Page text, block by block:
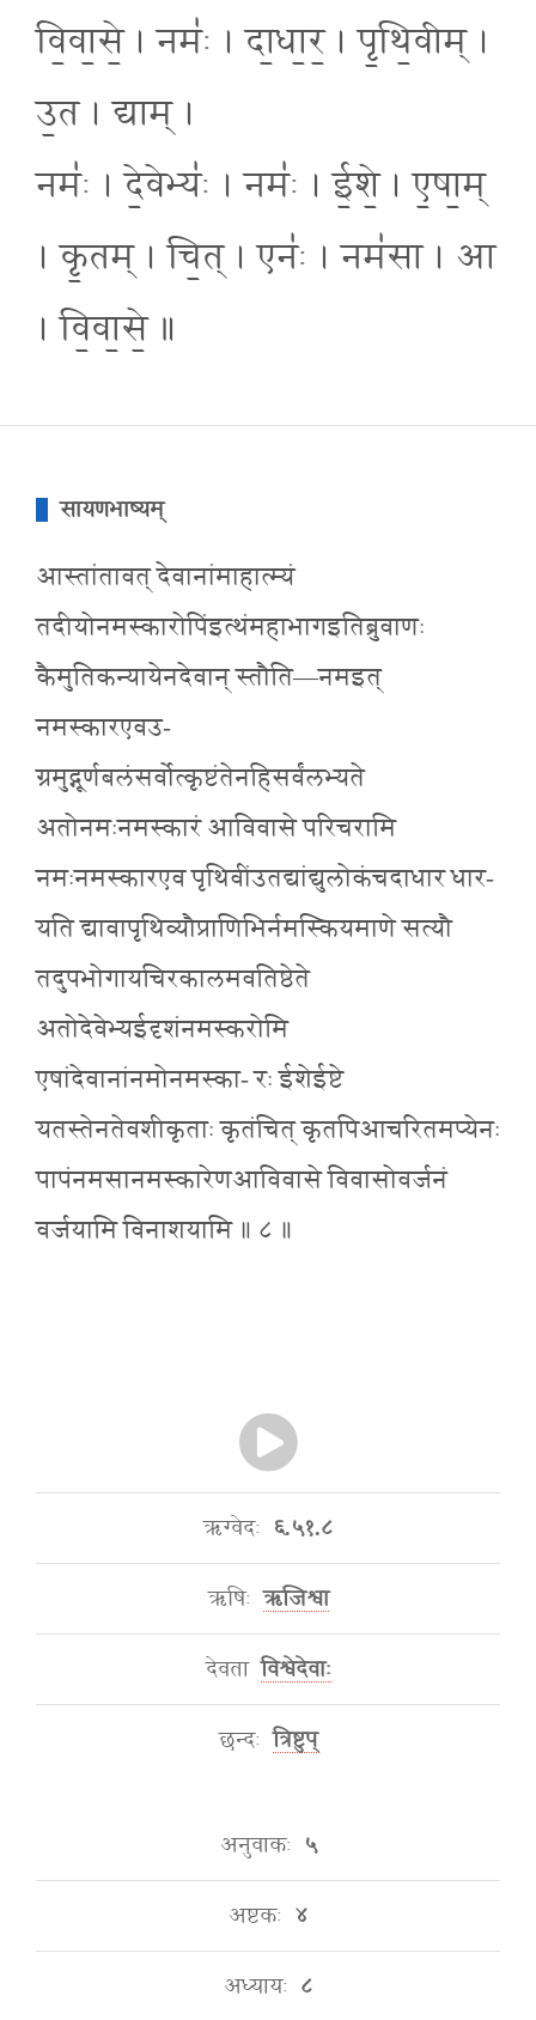
वि॒वा॒से॒ । नमः॑ । दा॒धा॒र॒ । पृ॒थि॒वीम् ।
उ॒त । द्याम् ।
नमः॑ । दे॒वेभ्यः॑ । नमः॑ । ई॒शे॒ । ए॒षा॒म्
। कृ॒तम् । चि॒त् । एनः॑ । नम॑सा । आ
। वि॒वा॒से॒ ॥
सायणभाष्यम्
आस्तांतावत् देवानांमाहात्म्यं
तदीयोनमस्कारोपिंइत्थंमहाभागइतिब्रुवाणः
कैमुतिकन्यायेनदेवान् स्तौति—नमइत्
नमस्कारएवउ-
ग्रमुद्गूर्णबलंसर्वोत्कृष्टंतेनहिसर्वंलभ्यते
अतोनमःनमस्कारं आविवासे परिचरामि
नमःनमस्कारएव पृथिवींउतद्यांद्युलोकंचदाधार धार-
यति द्यावापृथिव्यौप्राणिभिर्नमस्कियमाणे सत्यौ
तदुपभोगायचिरकालमवतिष्ठेते
अतोदेवेभ्यईदृशंनमस्करोमि
एषांदेवानांनमोनमस्का- रः ईशेईष्टे
यतस्तेनतेवशीकृताः कृतंचित् कृतपिआचरितमप्येनः
पापंनमसानमस्कारेणआविवासे विवासोवर्जनं
वर्जयामि विनाशयामि ॥ ८ ॥
ऋग्वेदः ६.५१.८
ऋषिः ऋजिश्वा
देवता विश्वेदेवाः
छन्दः त्रिष्टुप्
अनुवाकः ५
अष्टकः ४
अध्यायः ८